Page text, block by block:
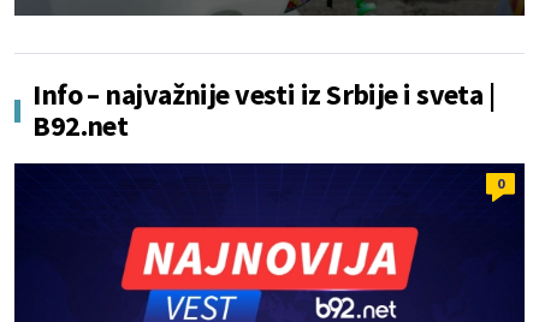
Info – najvažnije vesti iz Srbije i sveta |
B92.net
0